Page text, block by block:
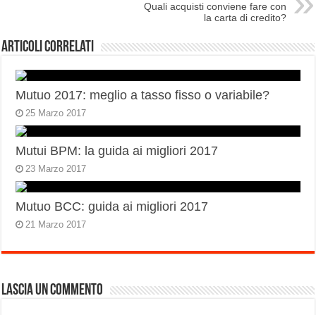
Quali acquisti conviene fare con
la carta di credito?
Articoli correlati
Mutuo 2017: meglio a tasso fisso o variabile?
25 Marzo 2017
Mutui BPM: la guida ai migliori 2017
23 Marzo 2017
Mutuo BCC: guida ai migliori 2017
21 Marzo 2017
Lascia un commento